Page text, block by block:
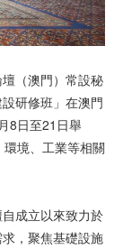
（澳門）常設秘
研修班」在澳門
8日至21日舉
境、工業等相關
成立以來致力於
，聚焦基礎設施